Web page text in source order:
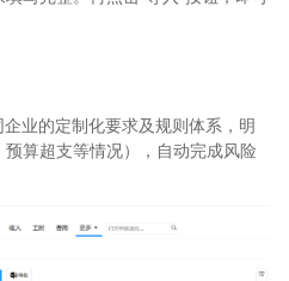
业的定制化要求及规则体系，明
算超支等情况），自动完成风险